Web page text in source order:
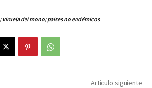
viruela del mono; paises no endémicos
Artículo siguiente